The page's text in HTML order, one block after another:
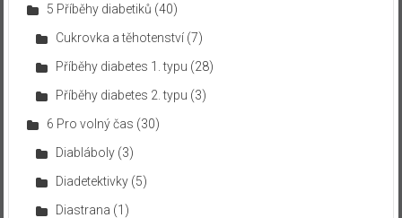
5 Příběhy diabetiků (40)
Cukrovka a těhotenství(7)
Příběhy diabetes 1. typu (28)
Příběhy diabetes 2. typu (3)
6 Pro volný čas (30)
Diabláboly(3)
Diadetektivky(5)
Diastrana (1)